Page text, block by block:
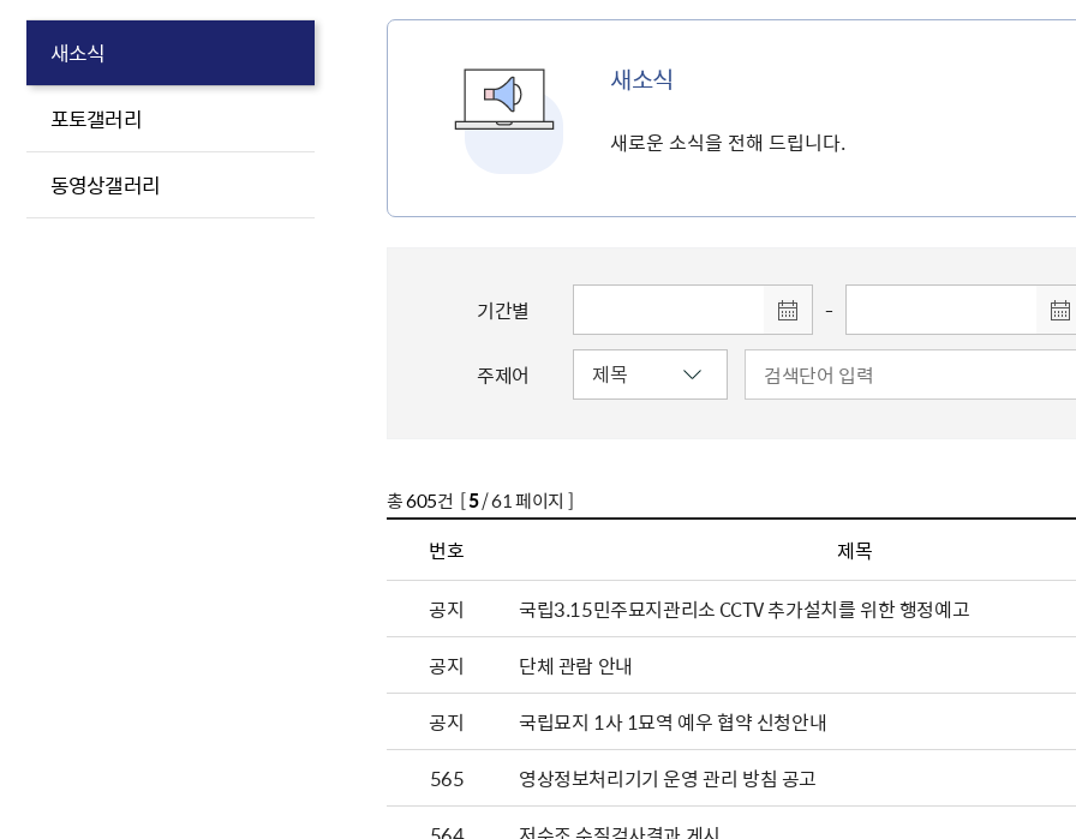
새소식
포토갤러리
동영상갤러리
새소식
새로운 소식을 전해 드립니다.
기간별 -
주제어
총605건 [5/ 61 페이지 ]
번호 제목
공지
국립3.15민주묘지관리소 CCTV 추가설치를 위한 행정예고
공지
단체 관람 안내
공지
국립묘지 1사 1묘역 예우 협약 신청안내
565
영상정보처리기기 운영 관리 방침 공고